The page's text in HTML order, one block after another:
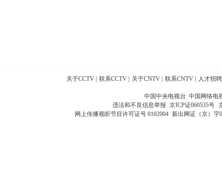
关于CCTV 联系CCTV 关于CNTV 联系CNTV 人才招聘
中国中央电视台 中国网络电
违法和不良信息举报 京ICP证060535号
网上传播视听节目许可证号 0102004 新出网证（京）